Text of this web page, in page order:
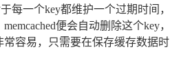
每一个key都维护一个过期时间，
便会自动删除这个key，
容易，只需要在保存缓存数据时